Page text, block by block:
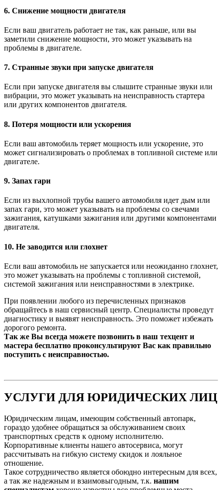
6. Снижение мощности двигателя
Если ваш двигатель работает не так, как раньше, или вы
заметили снижение мощности, это может указывать на
проблемы в двигателе.
7. Странные звуки при запуске двигателя
Если при запуске двигателя вы слышите странные звуки или
вибрации, это может указывать на неисправность стартера
или других компонентов двигателя.
8. Потеря мощности или ускорения
Если ваш автомобиль теряет мощность или ускорение, это
может сигнализировать о проблемах в топливной системе или
двигателе.
9. Запах гари
Если из выхлопной трубы вашего автомобиля идет дым или
запах гари, это может указывать на проблемы со свечами
зажигания, катушками зажигания или другими компонентами
двигателя.
10. Не заводится или глохнет
Если ваш автомобиль не запускается или неожиданно глохнет,
это может указывать на проблемы с топливной системой,
системой зажигания или неисправностями в электрике.
При появлении любого из перечисленных признаков
обращайтесь в наш сервисный центр. Специалисты проведут
диагностику и выявят неисправность. Это поможет избежать
дорогого ремонта.
Так же Вы всегда можете позвонить в наш техцент и
мастера бесплатно проконсультируют Вас как правильно
поступить с неисправностью.
УСЛУГИ ДЛЯ ЮРИДИЧЕСКИХ ЛИЦ
Юридическим лицам, имеющим собственный автопарк,
гораздо удобнее обращаться за обслуживанием своих
транспортных средств к одному исполнителю.
Корпоративные клиенты нашего автосервиса, могут
рассчитывать на гибкую систему скидок и лояльное
отношение.
Такое сотрудничество является обоюдно интересным для всех,
а так же надежным и взаимовыгодным, т.к. нашим